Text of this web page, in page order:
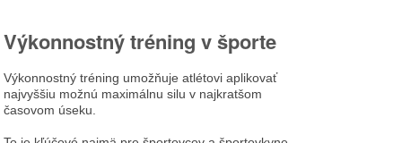
Výkonnostný tréning v športe
Výkonnostný tréning umožňuje atlétovi aplikovať
najvyššiu možnú maximálnu silu v najkratšom
časovom úseku.